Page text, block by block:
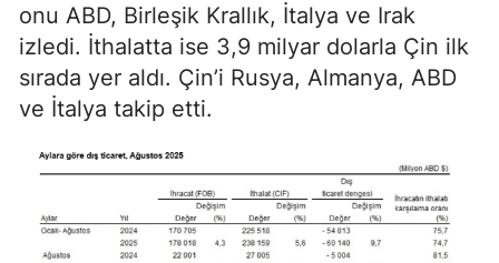
onu ABD, Birleşik Krallık, İtalya ve Irak
izledi. İthalatta ise 3,9 milyar dolarla Çin ilk
sırada yer aldı. Çin’i Rusya, Almanya, ABD
ve İtalya takip etti.